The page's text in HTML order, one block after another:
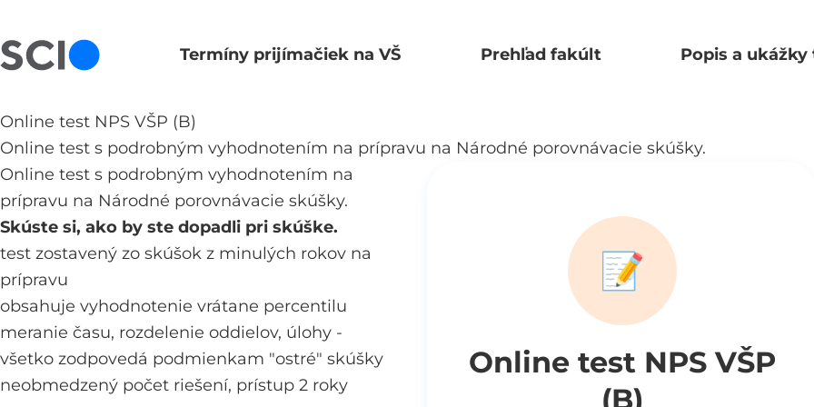
Termíny prijímačiek na VŠ Prehľad fakúlt Popis a
Online test NPS VŠP (B)
Online test s podrobným vyhodnotením na prípravu na Národné porovnávacie skúšky.
📝
Online test NPS VŠP
(B)
Online test s podrobným vyhodnotením na
prípravu na Národné porovnávacie skúšky.
Skúste si, ako by ste dopadli pri skúške.
test zostavený zo skúšok z minulých rokov na
prípravu
obsahuje vyhodnotenie vrátane percentilu
meranie času, rozdelenie oddielov, úlohy -
všetko zodpovedá podmienkam "ostré" skúšky
neobmedzený počet riešení, prístup 2 roky